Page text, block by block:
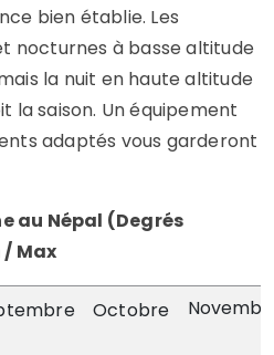
bien établie. Les
nocturnes à basse altitude
la nuit en haute altitude
la saison. Un équipement
adaptés vous garderont
au Népal (Degrés
/ Max
Octobre